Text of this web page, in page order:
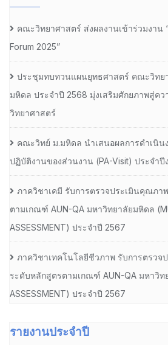
คณะวิทยาศาสตร์ ส่งผลงานเข้าร่วมงาน
Forum 2025”
ประชุมทบทวนแผนยุทธศาสตร์ คณะวิทย
มหิดล ประจำปี 2568 มุ่งเสริมศักยภาพสู่คว
วิทยาศาสตร์
คณะวิทย์ ม.มหิดล นำเสนอผลการดำเนิน
ปฏิบัติงานของส่วนงาน (PA-Visit) ประจำ
ภาควิชาเคมี รับการตรวจประเมินคุณภา
ตามเกณฑ์ AUN-QA มหาวิทยาลัยมหิดล
ASSESSMENT) ประจำปี 2567
ภาควิชาเทคโนโลยีชีวภาพ รับการตรวจ
ระดับหลักสูตรตามเกณฑ์ AUN-QA มหาวิท
ASSESSMENT) ประจำปี 2567
รายงานประจำปี